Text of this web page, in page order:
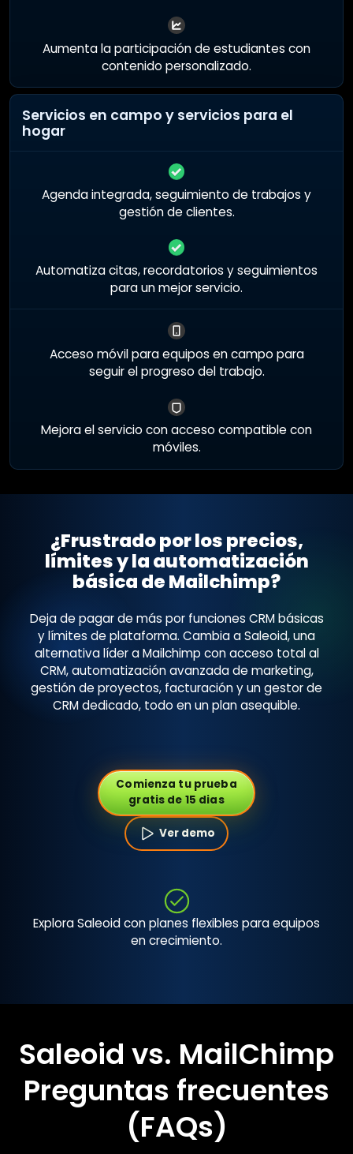
Aumenta la participación de estudiantes con
contenido personalizado.
Servicios en campo y servicios para el
hogar
Agenda integrada, seguimiento de trabajos y
gestión de clientes.
Automatiza citas, recordatorios y seguimientos
para un mejor servicio.
Acceso móvil para equipos en campo para
seguir el progreso del trabajo.
Mejora el servicio con acceso compatible con
móviles.
¿Frustrado por los precios,
límites y la automatización
básica de Mailchimp?
Deja de pagar de más por funciones CRM básicas
y límites de plataforma. Cambia a Saleoid, una
alternativa líder a Mailchimp con acceso total al
CRM, automatización avanzada de marketing,
gestión de proyectos, facturación y un gestor de
CRM dedicado, todo en un plan asequible.
Comienza tu prueba
gratis de 15 dias
Ver demo
Explora Saleoid con planes flexibles para equipos
en crecimiento.
Saleoid vs. MailChimp
Preguntas frecuentes
(FAQs)